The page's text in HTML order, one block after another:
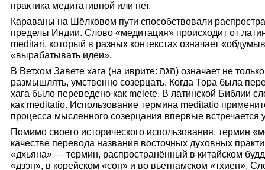
практика медитативной или нет.
Караваны на Шёлковом пути способствовали
пределы Индии. Слово «медитация» происходит от
meditari, который в разных контекстах означает
«вырабатывать идеи».
В Ветхом Завете хага (на иврите: הגה) означает не только вздыхать или шептать, но и
размышлять, умственно созерцать. Когда Тора была
хага было переведено как melete. В латинской Библии
как meditatio. Использование термина meditatio
процесса мысленного созерцания впервые встречается
Помимо своего исторического использования, термин
качестве перевода названия восточных духовных
«дхьяна» — термин, распространённый в китайском
«дзэн», в корейском «сон» и во вьетнамском «тхиен».